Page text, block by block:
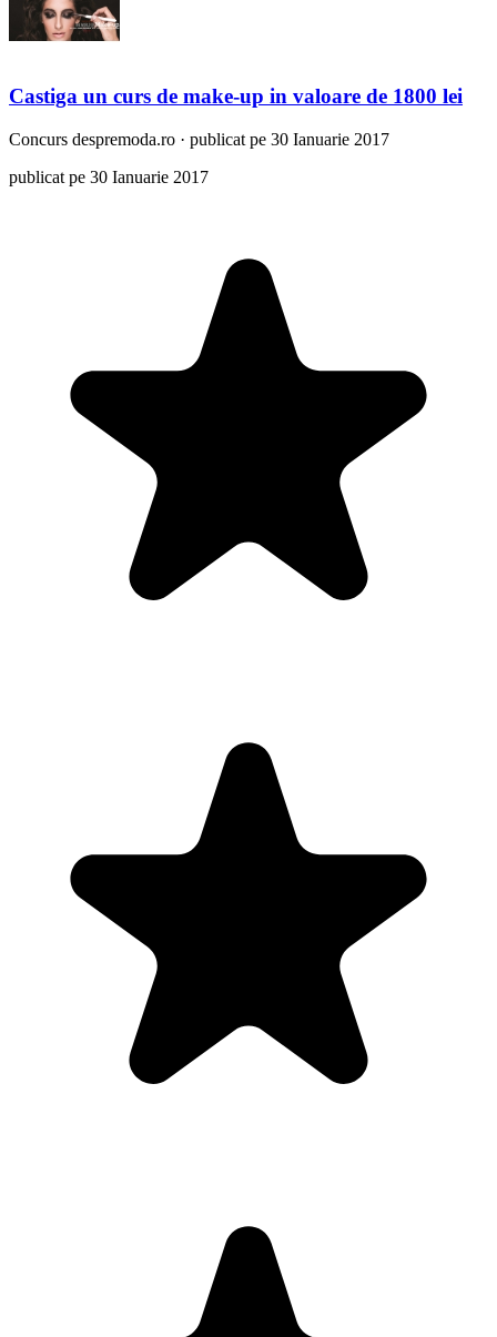
Castiga un curs de make-up in valoare de 1800 lei
Concurs despremoda.ro · publicat pe 30 Ianuarie 2017
publicat pe 30 Ianuarie 2017